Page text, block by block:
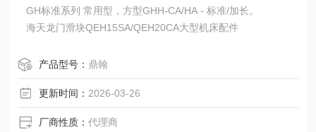
GH标准系列 常用型，方型GHH-CA/HA - 标准/加长。
海天龙门滑块QEH15SA/QEH20CA大型机床配件
产品型号： 鼎翰
更新时间： 2026-03-26
厂商性质：代理商